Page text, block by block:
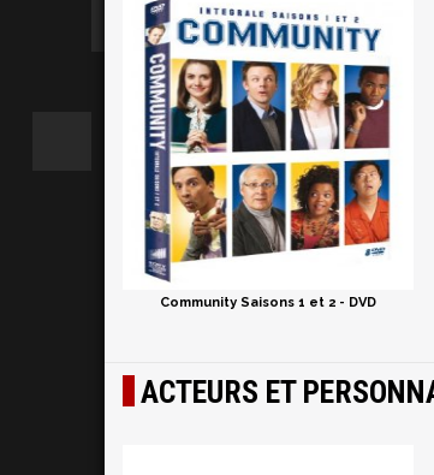
Community Saisons 1 et 2 - DVD
ACTEURS ET